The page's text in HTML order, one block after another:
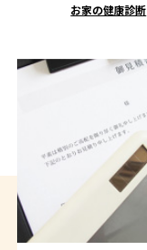
お家の健康診断